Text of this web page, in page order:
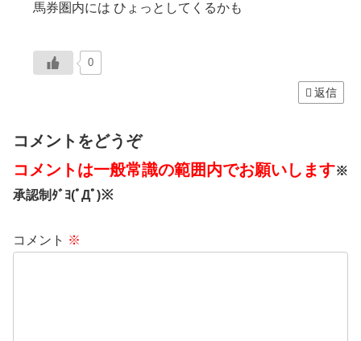
馬券圏内には ひょっとしてくるかも
0
返信
コメントをどうぞ
コメントは一般常識の範囲内でお願いします※
承認制ﾀﾞﾖ(ﾟДﾟ)※
コメント ※